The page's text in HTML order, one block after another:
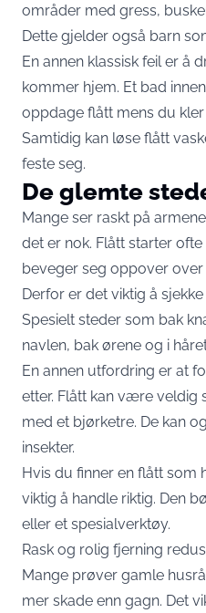
områder med gress,
Dette gjelder også barn
En annen klassisk feil er å
kommer hjem. Et bad
oppdage flått mens du kler
Samtidig kan løse flått
feste seg.
De glemte
Mange ser raskt på
det er nok. Flått starter
beveger seg oppover over
Derfor er det viktig å
Spesielt steder som bak
navlen, bak ørene og i
En annen utfordring er at
etter. Flått kan være veldig
med et bjørketre. De kan
insekter.
Hvis du finner en flått som
viktig å handle riktig. Den
eller et spesialverktøy.
Rask og rolig fjerning
Mange prøver gamle
mer skade enn gagn. Det